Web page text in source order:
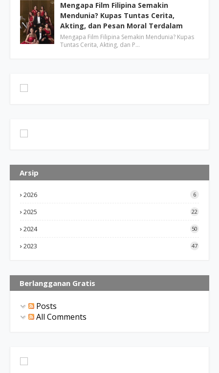
Mengapa Film Filipina Semakin
Mendunia? Kupas Tuntas Cerita,
Akting, dan Pesan Moral Terdalam
Mengapa Film Filipina Semakin Mendunia? Kupas
Tuntas Cerita, Akting, dan P…
Arsip
2026 6
2025 22
2024 50
2023 47
Berlangganan Gratis
Posts
All Comments